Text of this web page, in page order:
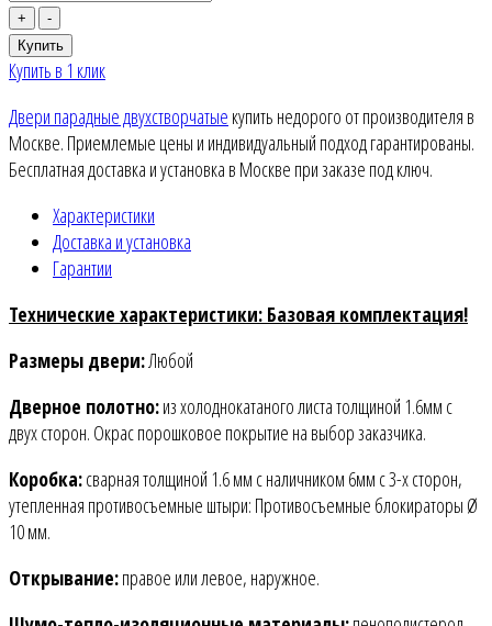
+
-
Купить
Купить в 1 клик
Двери парадные двухстворчатые купить недорого от производителя в
Москве. Приемлемые цены и индивидуальный подход гарантированы.
Бесплатная доставка и установка в Москве при заказе под ключ.
Характеристики
Доставка и установка
Гарантии
Технические характеристики: Базовая комплектация!
Размеры двери:Любой
Дверное полотно:из холоднокатаного листа толщиной 1.6мм c
двух сторон. Окрас порошковое покрытие на выбор заказчика.
Коробка:сварная толщиной 1.6 мм с наличником 6мм с 3-х сторон,
утепленная противосъемные штыри: Противосъемные блокираторы Ø
10 мм.
Открывание:правое или левое, наружное.